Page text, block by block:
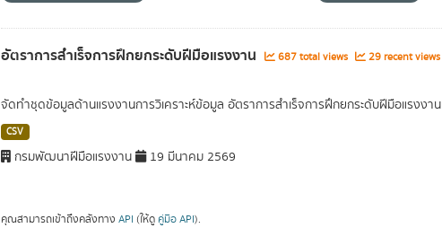
อัตราการสำเร็จการฝึกยกระดับฝีมือแรงงาน 687 total views 29 recent views
จัดทำชุดข้อมูลด้านแรงงานการวิเคราะห์ข้อมูล อัตราการสำเร็จการฝึกยกระดับฝีมือแรงงาน
CSV
กรมพัฒนาฝีมือแรงงาน 19 มีนาคม 2569
คุณสามารถเข้าถึงคลังทาง API (ให้ดู คู่มือ API).